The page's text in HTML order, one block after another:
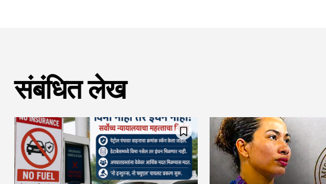
संबंधित लेख